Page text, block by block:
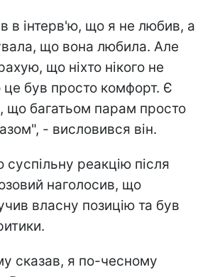
в інтерв'ю, що я не любив, а
що вона любила. Але
що ніхто нікого не
був просто комфорт. Є
що багатьом парам просто
- висловився він.
суспільну реакцію після
наголосив, що
власну позицію та був
сказав, я по-чесному